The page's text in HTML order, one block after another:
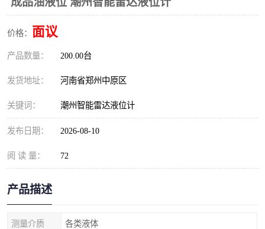
价格： 面议
产品数量： 200.00台
发货地址： 河南省郑州中原区
关键词： 潮州智能雷达液位计
发布日期： 2026-08-10
阅 读 量： 72
产品描述
测量介质 各类液体